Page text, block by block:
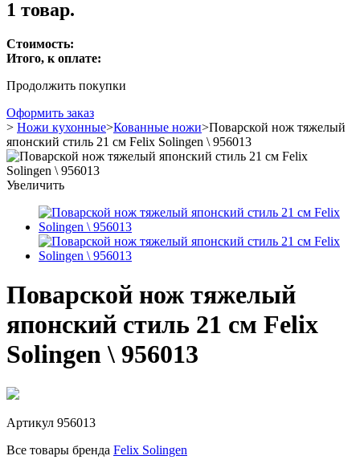
1 товар.
Стоимость:
Итого, к оплате:
Продолжить покупки
Оформить заказ
> Ножи кухонные>Кованные ножи>Поварской нож тяжелый
японский стиль 21 см Felix Solingen \ 956013
Увеличить
Поварской нож тяжелый
японский стиль 21 см Felix
Solingen \ 956013
Артикул 956013
Все товары бренда Felix Solingen